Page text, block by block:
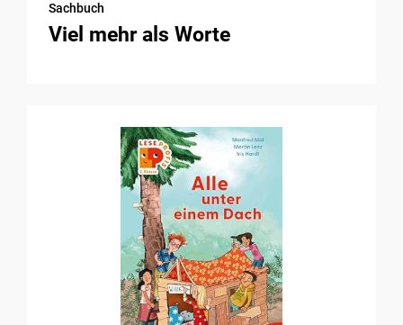
Sachbuch
Viel mehr als Worte